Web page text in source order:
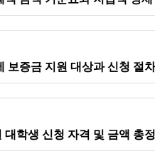
보증금 지원 대상과 신청 절차
대학생 신청 자격 및 금액 총